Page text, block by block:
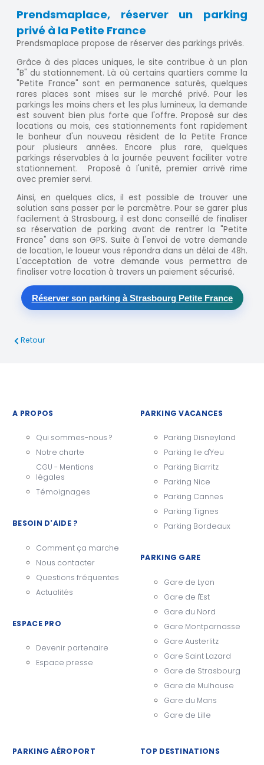
Prendsmaplace, réserver un parking
privé à la Petite France
Prendsmaplace propose de réserver des parkings privés.
Grâce à des places uniques, le site contribue à un plan
"B" du stationnement. Là où certains quartiers comme la
"Petite France" sont en permanence saturés, quelques
rares places sont mises sur le marché privé. Pour les
parkings les moins chers et les plus lumineux, la demande
est souvent bien plus forte que l'offre. Proposé sur des
locations au mois, ces stationnements font rapidement
le bonheur d'un nouveau résident de la Petite France
pour plusieurs années. Encore plus rare, quelques
parkings réservables à la journée peuvent faciliter votre
stationnement. Proposé à l'unité, premier arrivé rime
avec premier servi.
Ainsi, en quelques clics, il est possible de trouver une
solution sans passer par le parcmètre. Pour se garer plus
facilement à Strasbourg, il est donc conseillé de finaliser
sa réservation de parking avant de rentrer la "Petite
France" dans son GPS. Suite à l'envoi de votre demande
de location, le loueur vous répondra dans un délai de 48h.
L'acceptation de votre demande vous permettra de
finaliser votre location à travers un paiement sécurisé.
Réserver son parking à Strasbourg Petite France
Retour
A PROPOS
Qui sommes-nous ?
Notre charte
CGU - Mentions
légales
Témoignages
BESOIN D'AIDE ?
Comment ça marche
Nous contacter
Questions fréquentes
Actualités
ESPACE PRO
Devenir partenaire
Espace presse
PARKING VACANCES
Parking Disneyland
Parking Ile d'Yeu
Parking Biarritz
Parking Nice
Parking Cannes
Parking Tignes
Parking Bordeaux
PARKING GARE
Gare de Lyon
Gare de l'Est
Gare du Nord
Gare Montparnasse
Gare Austerlitz
Gare Saint Lazard
Gare de Strasbourg
Gare de Mulhouse
Gare du Mans
Gare de Lille
PARKING AÉROPORT TOP DESTINATIONS